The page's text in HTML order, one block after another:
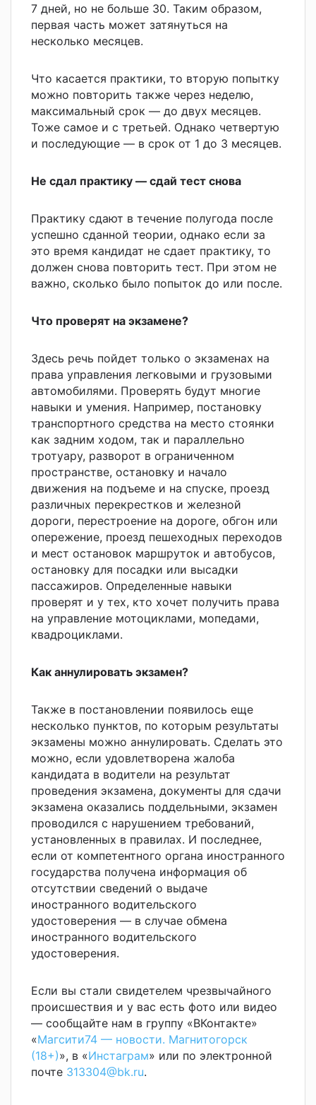
7 дней, но не больше 30. Таким образом,
первая часть может затянуться на
несколько месяцев.
Что касается практики, то вторую попытку
можно повторить также через неделю,
максимальный срок — до двух месяцев.
Тоже самое и с третьей. Однако четвертую
и последующие — в срок от 1 до 3 месяцев.
Не сдал практику — сдай тест снова
Практику сдают в течение полугода после
успешно сданной теории, однако если за
это время кандидат не сдает практику, то
должен снова повторить тест. При этом не
важно, сколько было попыток до или после.
Что проверят на экзамене?
Здесь речь пойдет только о экзаменах на
права управления легковыми и грузовыми
автомобилями. Проверять будут многие
навыки и умения. Например, постановку
транспортного средства на место стоянки
как задним ходом, так и параллельно
тротуару, разворот в ограниченном
пространстве, остановку и начало
движения на подъеме и на спуске, проезд
различных перекрестков и железной
дороги, перестроение на дороге, обгон или
опережение, проезд пешеходных переходов
и мест остановок маршруток и автобусов,
остановку для посадки или высадки
пассажиров. Определенные навыки
проверят и у тех, кто хочет получить права
на управление мотоциклами, мопедами,
квадроциклами.
Как аннулировать экзамен?
Также в постановлении появилось еще
несколько пунктов, по которым результаты
экзамены можно аннулировать. Сделать это
можно, если удовлетворена жалоба
кандидата в водители на результат
проведения экзамена, документы для сдачи
экзамена оказались поддельными, экзамен
проводился с нарушением требований,
установленных в правилах. И последнее,
если от компетентного органа иностранного
государства получена информация об
отсутствии сведений о выдаче
иностранного водительского
удостоверения — в случае обмена
иностранного водительского
удостоверения.
Если вы стали свидетелем чрезвычайного
происшествия и у вас есть фото или видео
— сообщайте нам в группу «ВКонтакте»
«Магсити74 — новости. Магнитогорск
(18+)», в «Инстаграм» или по электронной
почте 313304@bk.ru.